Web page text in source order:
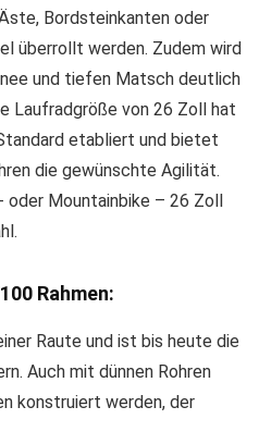
Bordsteinkanten oder
überrollt werden. Zudem wird
und tiefen Matsch deutlich
Laufradgröße von 26 Zoll hat
etabliert und bietet
die gewünschte Agilität.
oder Mountainbike – 26 Zoll
Rahmen:
Raute und ist bis heute die
Auch mit dünnen Rohren
konstruiert werden, der